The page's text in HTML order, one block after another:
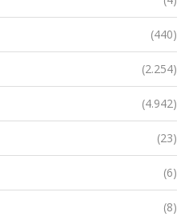
(440)
(2.254)
(4.942)
(23)
(6)
(8)